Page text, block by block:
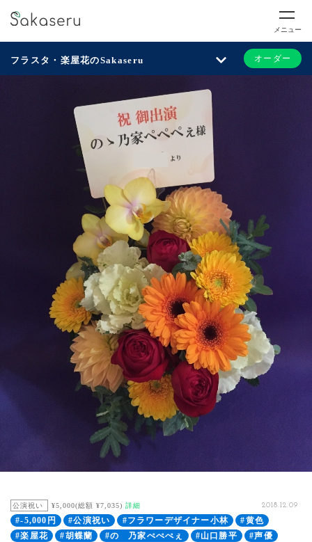
メニュー
フラスタ・楽屋花のSakaseru オーダー
公演祝い ¥5,000(総額 ¥7,035) 詳細 2018.12.09
#-5,000円 #公演祝い #フラワーデザイナー小林
#黄色
#楽屋花
#胡蝶蘭 #のゝ乃家ぺぺぺぇ #山口勝平
#声優